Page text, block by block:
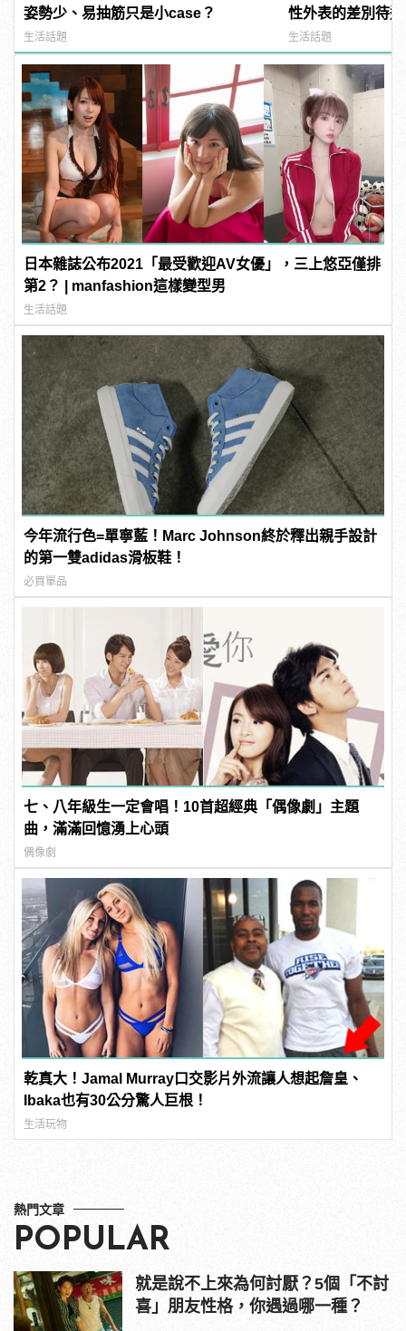
姿勢少、易抽筋只是小case？
生活話題
性外表的差別待
生活話題
日本雜誌公布2021「最受歡迎AV女優」，三上悠亞僅排
第2？ | manfashion這樣變型男
生活話題
今年流行色=單寧藍！Marc Johnson終於釋出親手設計
的第一雙adidas滑板鞋！
必買單品
七、八年級生一定會唱！10首超經典「偶像劇」主題
曲，滿滿回憶湧上心頭
偶像劇
乾真大！Jamal Murray口交影片外流讓人想起詹皇、
Ibaka也有30公分驚人巨根！
生活玩物
熱門文章
POPULAR
就是說不上來為何討厭？5個「不討
喜」朋友性格，你遇過哪一種？